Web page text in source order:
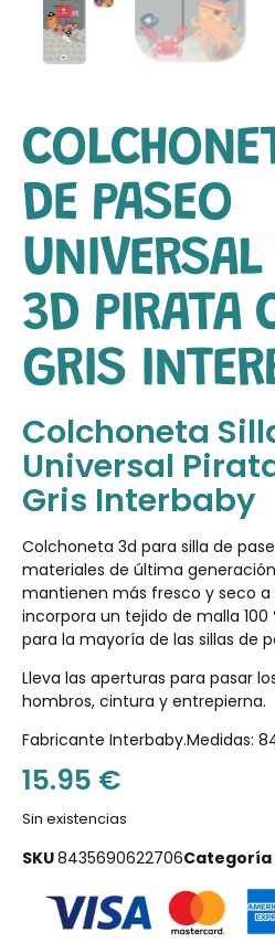
DE PASEO
3D PIRATA
GRIS
Colchoneta
Universal
Gris Interbaby
Colchoneta 3d para silla de
materiales de última
mantienen más fresco y seco a
incorpora un tejido de malla 100
para la mayoría de las sillas de
Lleva las aperturas para pasar
hombros, cintura y entrepierna.
Fabricante Interbaby.Medidas:
15.95 €
Sin existencias
SKU8435690622706Categoría